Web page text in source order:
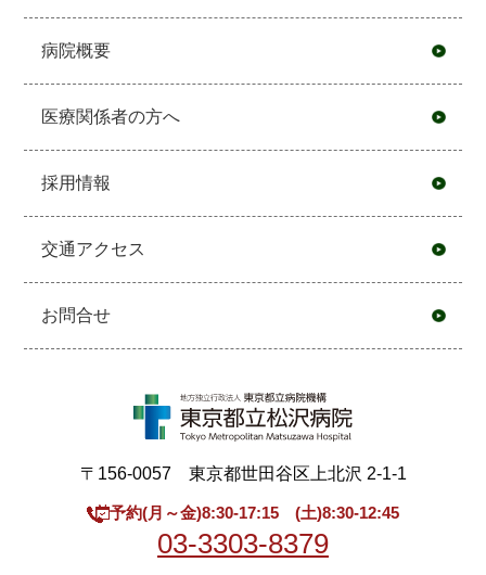
病院概要
医療関係者の方へ
採用情報
交通アクセス
お問合せ
〒156-0057 東京都世田谷区上北沢 2-1-1
予約(月～金)8:30-17:15 (土)8:30-12:45
03-3303-8379